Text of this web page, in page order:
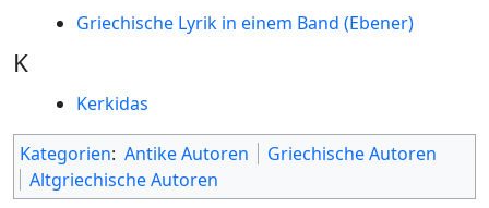
Griechische Lyrik in einem Band (Ebener)
K
Kerkidas
Kategorien: Antike Autoren
Griechische Autoren
Altgriechische Autoren